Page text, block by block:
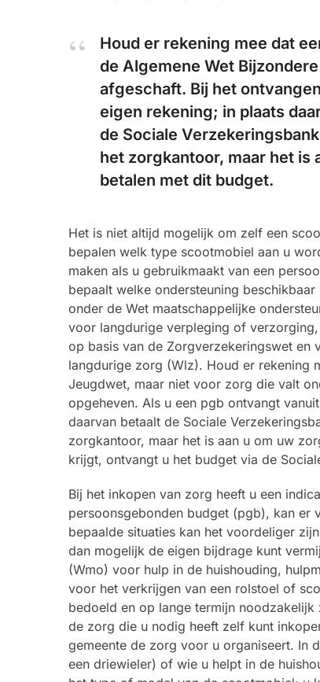
Houd er rekening mee dat
de Algemene Wet
afgeschaft. Bij het
eigen rekening; in plaats
de Sociale
het zorgkantoor, maar het
betalen met dit budget.
Het is niet altijd mogelijk om zelf een
bepalen welk type scootmobiel aan u
maken als u gebruikmaakt van een
bepaalt welke ondersteuning
onder de Wet maatschappelijke
voor langdurige verpleging of
op basis van de Zorgverzekeringswet
langdurige zorg (Wlz). Houd er rekening
Jeugdwet, maar niet voor zorg die valt
opgeheven. Als u een pgb ontvangt
daarvan betaalt de Sociale
zorgkantoor, maar het is aan u om uw
krijgt, ontvangt u het budget via de
Bij het inkopen van zorg heeft u een
persoonsgebonden budget (pgb), kan er
bepaalde situaties kan het voordeliger
dan mogelijk de eigen bijdrage kunt
(Wmo) voor hulp in de huishouding,
voor het verkrijgen van een rolstoel of
bedoeld en op lange termijn
de zorg die u nodig heeft zelf kunt
gemeente de zorg voor u organiseert. In
een driewieler) of wie u helpt in de